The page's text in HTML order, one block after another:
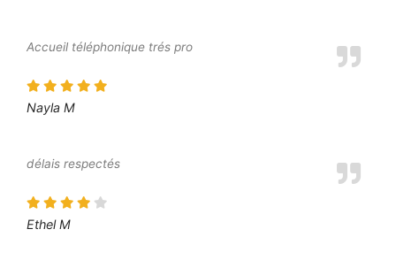
Accueil téléphonique trés pro
Nayla M
délais respectés
Ethel M